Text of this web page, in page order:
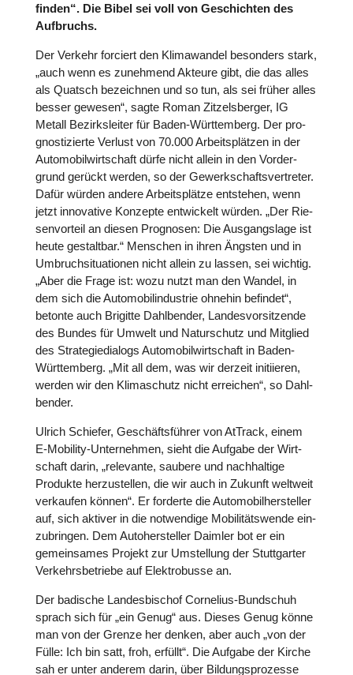
finden“. Die Bibel sei voll von Geschich­ten des
Auf­bruchs.
Der Verkehr forciert den Kli­ma­wan­del beson­ders stark,
„auch wenn es zuneh­mend Akteure gibt, die das alles
als Quatsch bezeich­nen und so tun, als sei früher alles
besser gewesen“, sagte Roman Zit­zels­ber­ger, IG
Metall Bezirks­lei­ter für Baden-Würt­tem­berg. Der pro­
gnos­ti­zierte Verlust von 70.000 Arbeits­plät­zen in der
Auto­mo­bil­wirt­schaft dürfe nicht allein in den Vor­der­
grund gerückt werden, so der Gewerk­schafts­ver­tre­ter.
Dafür würden andere Arbeits­plätze ent­ste­hen, wenn
jetzt inno­va­tive Konzepte ent­wi­ckelt würden. „Der Rie­
sen­vor­teil an diesen Pro­gno­sen: Die Aus­gangs­lage ist
heute gestalt­bar.“ Menschen in ihren Ängsten und in
Umbruch­si­tua­tio­nen nicht allein zu lassen, sei wichtig.
„Aber die Frage ist: wozu nutzt man den Wandel, in
dem sich die Auto­mo­bil­in­dus­trie ohnehin befindet“,
betonte auch Brigitte Dah­l­be­n­der, Lan­des­vor­sit­zende
des Bundes für Umwelt und Natur­schutz und Mitglied
des Stra­te­gie­dia­logs Auto­mo­bil­wirt­schaft in Baden-
Würt­tem­berg. „Mit all dem, was wir derzeit initi­ie­ren,
werden wir den Kli­ma­schutz nicht errei­chen“, so Dah­l­
be­n­der.
Ulrich Schiefer, Geschäfts­füh­rer von AtTrack, einem
E‑Mo­bi­lity-Unter­neh­men, sieht die Aufgabe der Wirt­
schaft darin, „rele­vante, saubere und nach­hal­tige
Produkte her­zu­stel­len, die wir auch in Zukunft weltweit
ver­kau­fen können“. Er forderte die Auto­mo­bil­her­stel­ler
auf, sich aktiver in die not­wen­dige Mobi­li­täts­wende ein­
zu­brin­gen. Dem Auto­her­stel­ler Daimler bot er ein
gemein­sa­mes Projekt zur Umstel­lung der Stutt­gar­ter
Ver­kehrs­be­triebe auf Elek­tro­busse an.
Der badische Lan­des­bi­schof Cor­ne­lius-Bund­schuh
sprach sich für „ein Genug“ aus. Dieses Genug könne
man von der Grenze her denken, aber auch „von der
Fülle: Ich bin satt, froh, erfüllt“. Die Aufgabe der Kirche
sah er unter anderem darin, über Bil­dungs­pro­zesse